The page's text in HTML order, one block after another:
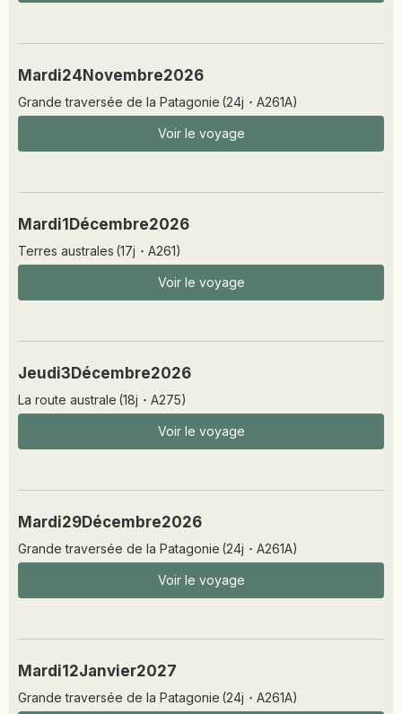
Mardi24 Novembre2026
Grande traversée de la Patagonie (24j · A261A)
Voir le voyage
Mardi1 Décembre2026
Terres australes (17j · A261)
Voir le voyage
Jeudi3 Décembre2026
La route australe (18j · A275)
Voir le voyage
Mardi29Décembre2026
Grande traversée de la Patagonie (24j · A261A)
Voir le voyage
Mardi12Janvier2027
Grande traversée de la Patagonie (24j · A261A)